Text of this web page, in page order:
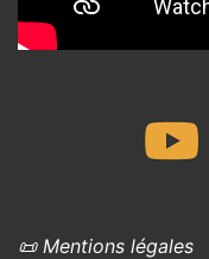
📜 Mentions légales